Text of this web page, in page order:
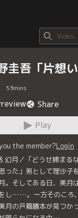
圭吾「片想
53mins
Share
Play
the member?Login
幻月／「どうせ捕まる
った」男として理沙子
。そしてある日、美月
し……。一方そのころ
月の戸籍謄本が見つか